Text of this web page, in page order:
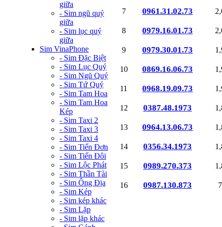
giữa
- Sim ngũ quý
giữa
- Sim lục quý
giữa
Sim VinaPhone
- Sim Đặc Biệt
- Sim Lục Quý
- Sim Ngũ Quý
- Sim Tứ Quý
- Sim Tam Hoa
- Sim Tam Hoa
Kép
- Sim Taxi 2
- Sim Taxi 3
- Sim Taxi 4
- Sim Tiến Đơn
- Sim Tiến Đôi
- Sim Lộc Phát
- Sim Thần Tài
- Sim Ông Địa
- Sim Kép
- Sim kép khác
- Sim Lặp
- Sim lặp khác
7 0961.31.02.73
8 0979.16.01.73
9 0979.30.01.73
10 0869.16.06.73
11 0968.19.09.73
12 0387.48.1973
13 0964.13.06.73
14 0356.34.1973
15 0989.270.373
16 0987.130.873